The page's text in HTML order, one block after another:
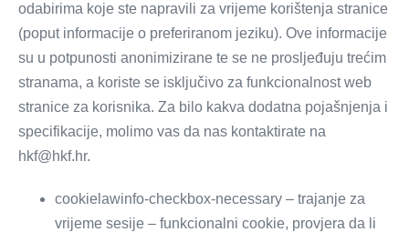
odabirima koje ste napravili za vrijeme korištenja stranice
(poput informacije o preferiranom jeziku). Ove informacije
su u potpunosti anonimizirane te se ne prosljeđuju trećim
stranama, a koriste se isključivo za funkcionalnost web
stranice za korisnika. Za bilo kakva dodatna pojašnjenja i
specifikacije, molimo vas da nas kontaktirate na
hkf@hkf.hr.
cookielawinfo-checkbox-necessary – trajanje za
vrijeme sesije – funkcionalni cookie, provjera da li